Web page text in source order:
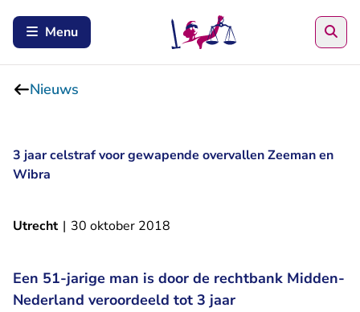
Menu
Nieuws
3 jaar celstraf voor gewapende overvallen Zeeman en
Wibra
Utrecht | 30 oktober 2018
Een 51-jarige man is door de rechtbank Midden-
Nederland veroordeeld tot 3 jaar